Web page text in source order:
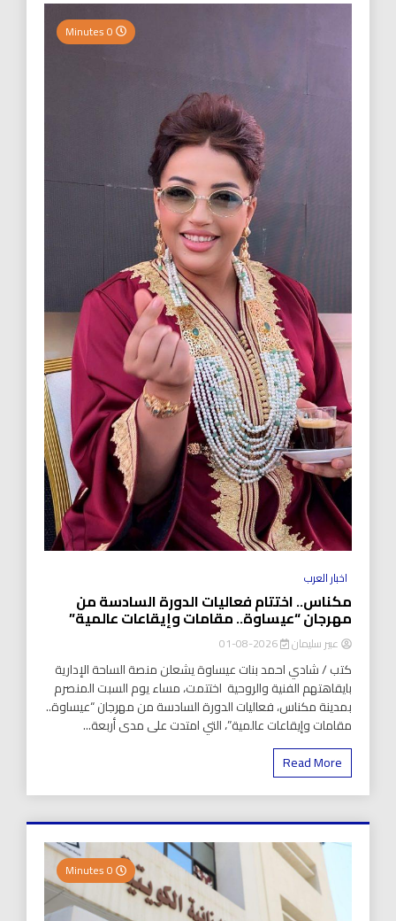
اخبار العرب
مكناس.. اختتام فعاليات الدورة السادسة من
مهرجان “عيساوة.. مقامات وإيقاعات عالمية”
عبير سليمان 2026-08-01
كتب / شادي احمد بنات عيساوة يشعلن منصة الساحة الإدارية
بايقاهتهم الفنية والروحية اختتمت، مساء يوم السبت المنصرم
بمدينة مكناس، فعاليات الدورة السادسة من مهرجان “عيساوة..
مقامات وإيقاعات عالمية”، التي امتدت على مدى أربعة...
Read More